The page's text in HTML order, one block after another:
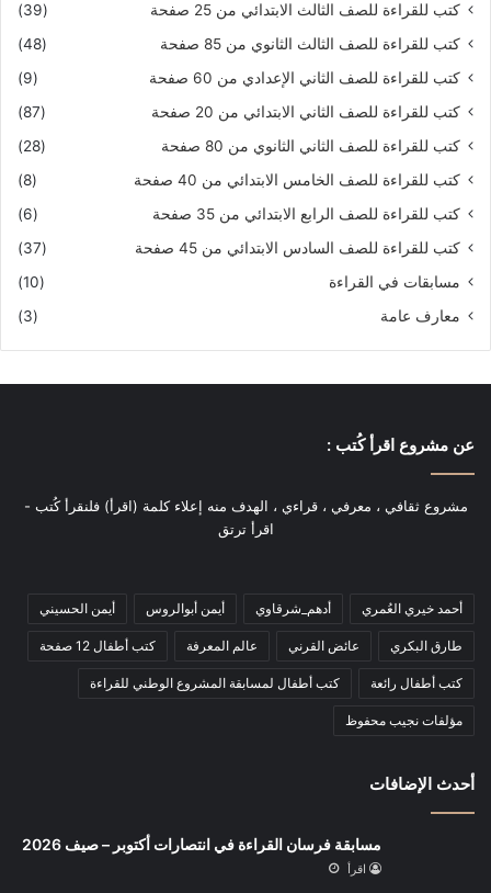
كتب للقراءة للصف الثالث الابتدائي من 25 صفحة
(39)
كتب للقراءة للصف الثالث الثانوي من 85 صفحة
(48)
كتب للقراءة للصف الثاني الإعدادي من 60 صفحة
(9)
كتب للقراءة للصف الثاني الابتدائي من 20 صفحة
(87)
كتب للقراءة للصف الثاني الثانوي من 80 صفحة
(28)
كتب للقراءة للصف الخامس الابتدائي من 40 صفحة
(8)
كتب للقراءة للصف الرابع الابتدائي من 35 صفحة
(6)
كتب للقراءة للصف السادس الابتدائي من 45 صفحة
(37)
مسابقات في القراءة
(10)
معارف عامة
(3)
عن مشروع اقرأ كُتب :
مشروع ثقافي ، معرفي ، قراءي ، الهدف منه إعلاء كلمة (اقرأ) فلنقرأ كُتب -
اقرأ ترتق
أحمد خيري العُمري أدهم_شرقاوي أيمن أبوالروس أيمن الحسيني
طارق البكري عائض القرني عالم المعرفة كتب أطفال 12 صفحة
كتب أطفال رائعة كتب أطفال لمسابقة المشروع الوطني للقراءة
مؤلفات نجيب محفوظ
أحدث الإضافات
مسابقة فرسان القراءة في انتصارات أكتوبر – صيف 2026
اقرأ